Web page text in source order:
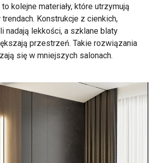
kolejne materiały, które utrzymują
Konstrukcje z cienkich,
nadają lekkości, a szklane blaty
przestrzeń. Takie rozwiązania
się w mniejszych salonach.